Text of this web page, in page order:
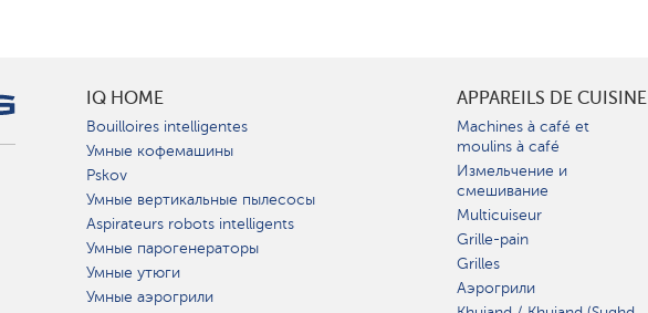
IQ HOME
Bouilloires intelligentes
Умные кофемашины
Pskov
Умные вертикальные пылесосы
Aspirateurs robots intelligents
Умные парогенераторы
Умные утюги
Умные аэрогрили
APPAREILS DE CUISINE
Machines à café et
moulins à café
Измельчение и
смешивание
Multicuiseur
Grille-pain
Grilles
Аэрогрили